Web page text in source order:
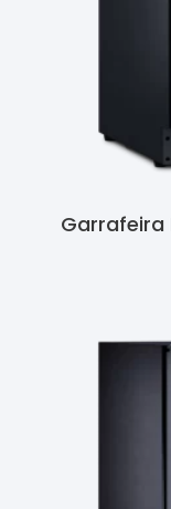
Garrafeira